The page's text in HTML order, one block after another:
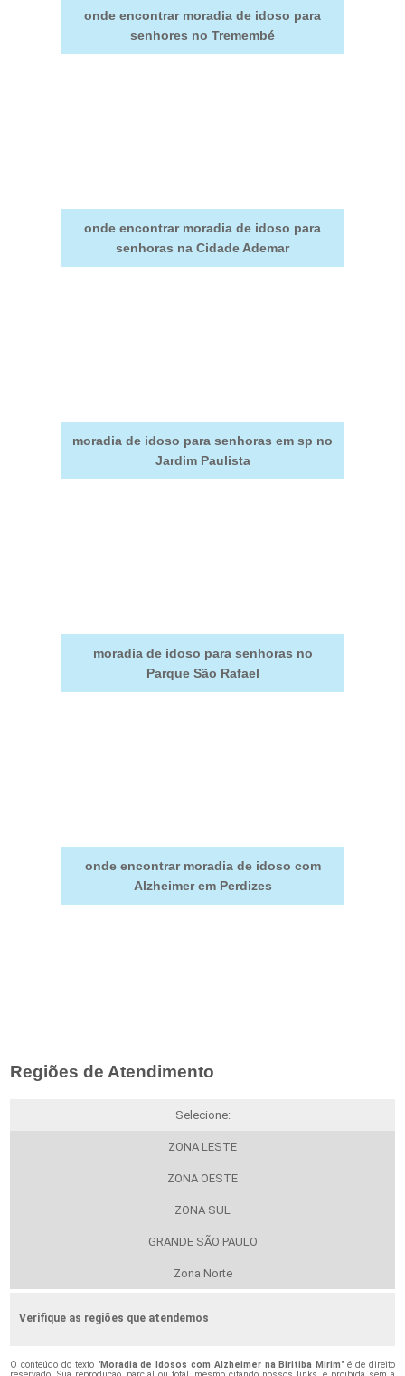
onde encontrar moradia de idoso para
senhores no Tremembé
onde encontrar moradia de idoso para
senhoras na Cidade Ademar
moradia de idoso para senhoras em sp no
Jardim Paulista
moradia de idoso para senhoras no
Parque São Rafael
onde encontrar moradia de idoso com
Alzheimer em Perdizes
Regiões de Atendimento
Selecione:
ZONA LESTE
ZONA OESTE
ZONA SUL
GRANDE SÃO PAULO
Zona Norte
Verifique as regiões que atendemos
O conteúdo do texto "Moradia de Idosos com Alzheimer na Biritiba Mirim" é de direito